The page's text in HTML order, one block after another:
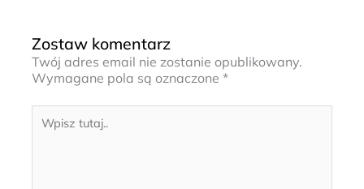
Zostaw komentarz
Twój adres email nie zostanie opublikowany.
Wymagane pola są oznaczone*
tutaj..